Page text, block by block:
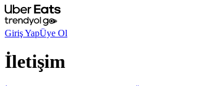
Giriş YapÜye Ol
İletişim